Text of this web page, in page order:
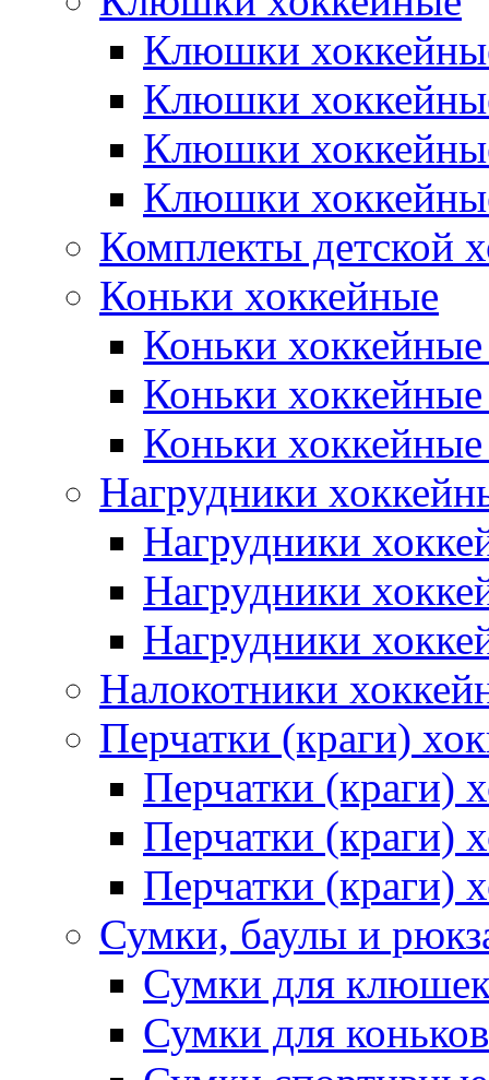
Клюшки
Клюшки
Клюшки
Клюшки
Комплекты детской
Коньки хоккейные
Коньки хоккейные
Коньки
Коньки
Нагрудники
Нагрудники
Нагрудники
Нагрудники
Налокотники
Перчатки (краги)
Перчатки (краги)
Перчатки (краги)
Перчатки (краги)
Сумки, баулы и
Сумки для
Сумки для коньков